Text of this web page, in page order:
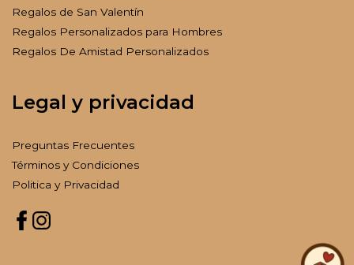
Regalos de San Valentín
Regalos Personalizados para Hombres
Regalos De Amistad Personalizados
Legal y privacidad
Preguntas Frecuentes
Términos y Condiciones
Politica y Privacidad